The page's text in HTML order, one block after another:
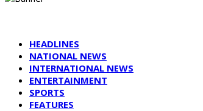
HEADLINES
NATIONAL NEWS
INTERNATIONAL NEWS
ENTERTAINMENT
SPORTS
FEATURES